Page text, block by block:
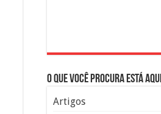
O que você procura está
Artigos